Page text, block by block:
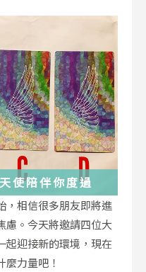
使陪伴你度過
，相信很多朋友即將進
慮。今天將邀請四位大
起迎接新的環境，現在
力量吧！